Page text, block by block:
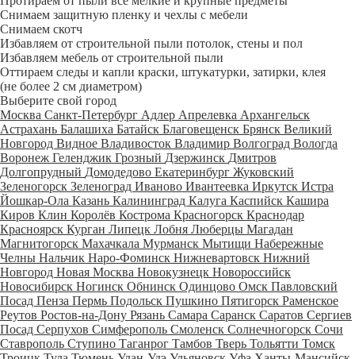
Снимаем защитную пленку и чехлы с мебели
Снимаем скотч
Избавляем от строительной пыли потолок, стены и пол
Избавляем мебель от строительной пыли
Оттираем следы и капли краски, штукатурки, затирки, клея
(не более 2 см диаметром)
Выберите свой город
Москва Санкт-Петербург Адлер Апрелевка Архангельск
Астрахань Балашиха Батайск Благовещенск Брянск Великий
Новгород Видное Владивосток Владимир Волгоград Вологда
Воронеж Геленджик Грозный Дзержинск Дмитров
Долгопрудный Домодедово Екатеринбург Жуковский
Зеленогорск Зеленоград Иваново Ивантеевка Иркутск Истра
Йошкар-Ола Казань Калининград Калуга Каспийск Кашира
Киров Клин Королёв Кострома Красногорск Краснодар
Красноярск Курган Липецк Лобня Люберцы Магадан
Магнитогорск Махачкала Мурманск Мытищи Набережные
Челны Нальчик Наро-Фоминск Нижневартовск Нижний
Новгород Новая Москва Новокузнецк Новороссийск
Новосибирск Ногинск Обнинск Одинцово Омск Павловский
Посад Пенза Пермь Подольск Пушкино Пятигорск Раменское
Реутов Ростов-на-Дону Рязань Самара Саранск Саратов Сергиев
Посад Серпухов Симферополь Смоленск Солнечногорск Сочи
Ставрополь Ступино Таганрог Тамбов Тверь Тольятти Томск